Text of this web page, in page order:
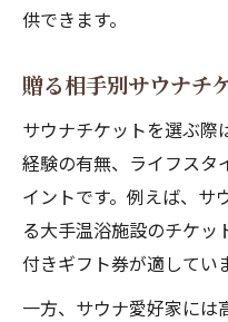
供できます。
贈る相手別サウナチ
サウナチケットを選ぶ際
経験の有無、ライフスタ
イントです。例えば、サ
る大手温浴施設のチケッ
付きギフト券が適してい
一方、サウナ愛好家には